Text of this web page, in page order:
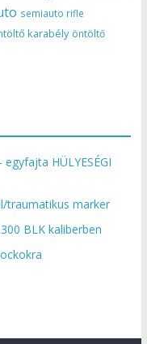
semiauto rifle
karabély öntöltő
HÜLYESÉGI
traumatikus marker
BLK kaliberben